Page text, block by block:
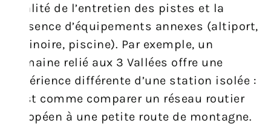
qualité de l’entretien des pistes et la
présence d’équipements annexes (altiport,
patinoire, piscine). Par exemple, un
domaine relié aux 3 Vallées offre une
expérience différente d’une station isolée :
c’est comme comparer un réseau routier
européen à une petite route de montagne.